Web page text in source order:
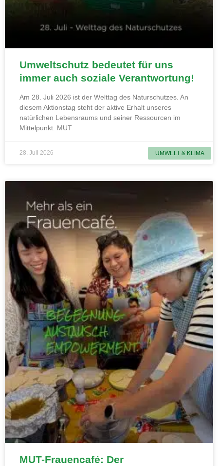
UMWELT & KLIMA
Umweltschutz bedeutet für uns
immer auch soziale Verantwortung!
Am 28. Juli 2026 ist der Welttag des Naturschutzes. An
diesem Aktionstag steht der aktive Erhalt unseres
natürlichen Lebensraums und seiner Ressourcen im
Mittelpunkt. MUT
28. Juli 2026
MUT-Frauencafé: Der